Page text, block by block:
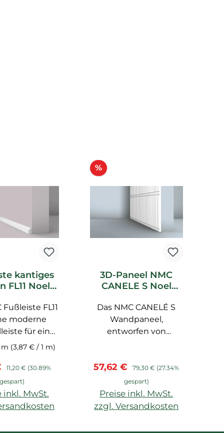
kantiges
FL11 Noel
Fußleiste FL11
moderne
für ein
Wand
Montage
sich für DIY
hochdichte
m (3,87 € / 1 m)
Regulärer Preis:
11,20 € (30.89%
gespart)
inkl. MwSt.
%Rabatt
3D-Paneel NMC
CANELE S Noel
Wandelement
Das NMC CANELÉ S
Wandpaneel,
entworfen von
modernistischer
Inspiration und
skandinavischer
Architektur. Mit einer
Verkaufspreis:
57,62 € Regulärer Preis:
79,30 € (27.34%
gespart)
Preise inkl. MwSt.
zzgl. Versandkosten